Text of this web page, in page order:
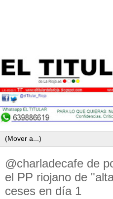
@charladecafe de
el PP riojano de
ceses en día 1